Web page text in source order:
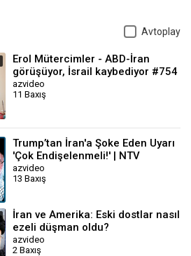
Avtoplay
Erol Mütercimler - ABD-İran
görüşüyor, İsrail kaybediyor #754
azvideo
11 Baxış
Trump’tan İran'a Şoke Eden Uyarı
'Çok Endişelenmeli!' | NTV
azvideo
13 Baxış
İran ve Amerika: Eski dostlar nasıl
ezeli düşman oldu?
azvideo
2 Baxış